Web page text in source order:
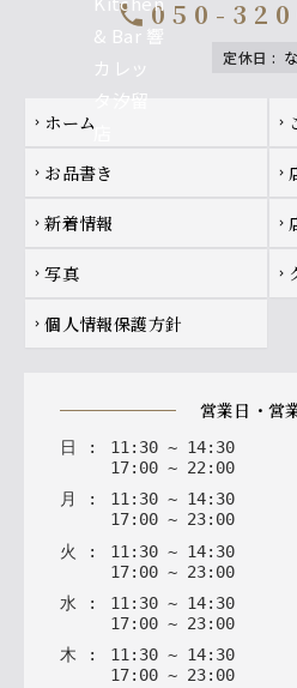
call 050-
定休日 :
Footer navigation
chevron_right ホーム chevron_right
chevron_right お品書き chevron_right
chevron_right 新着情報 chevron_right
chevron_right 写真 chevron_right
chevron_right 個人情報保護方針
営業日・営
日 : 11: 30 ~ 14: 30
17: 00 ~ 22: 00
月
: 11: 30 ~ 14: 30
17: 00 ~ 23: 00
火
: 11 : 30 ~ 14: 30
17: 00 ~ 23: 00
水 : 11 : 30 ~ 14: 30
17: 00 ~ 23: 00
木 : 11 : 30 ~ 14: 30
17: 00 ~ 23: 00